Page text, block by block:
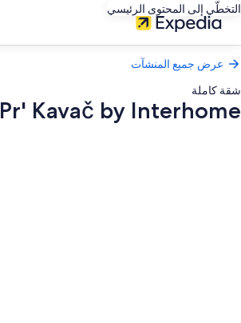
التخطّي إلى المحتوى الرئيسي
عرض جميع المنشآت
شقة كاملة
Pr' Kavač by Interhome